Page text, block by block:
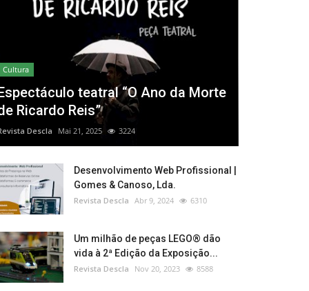
Cultura
teatral “O Ano da Morte
Ricardo Reis”
Descla Mai 21, 2025 3224
Desenvolvimento Web Profissional |
Gomes & Canoso, Lda.
Revista Descla Abr 9, 2024 6310
Um milhão de peças LEGO® dão
vida à 2ª Edição da Exposição...
Revista Descla Nov 20, 2023 8588